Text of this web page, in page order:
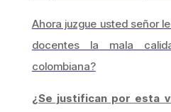
Ahora juzgue usted señor
docentes la mala
colombiana?
¿Se justifican por esta